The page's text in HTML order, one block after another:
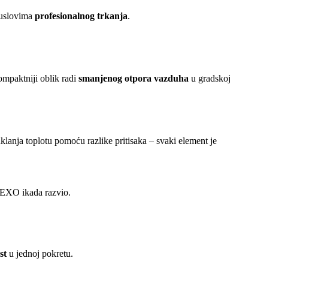
profesionalnog trkanja.
oblik radi smanjenog otpora vazduha u gradskoj
toplotu pomoću razlike pritisaka – svaki element je
ikada razvio.
u jednoj pokretu.